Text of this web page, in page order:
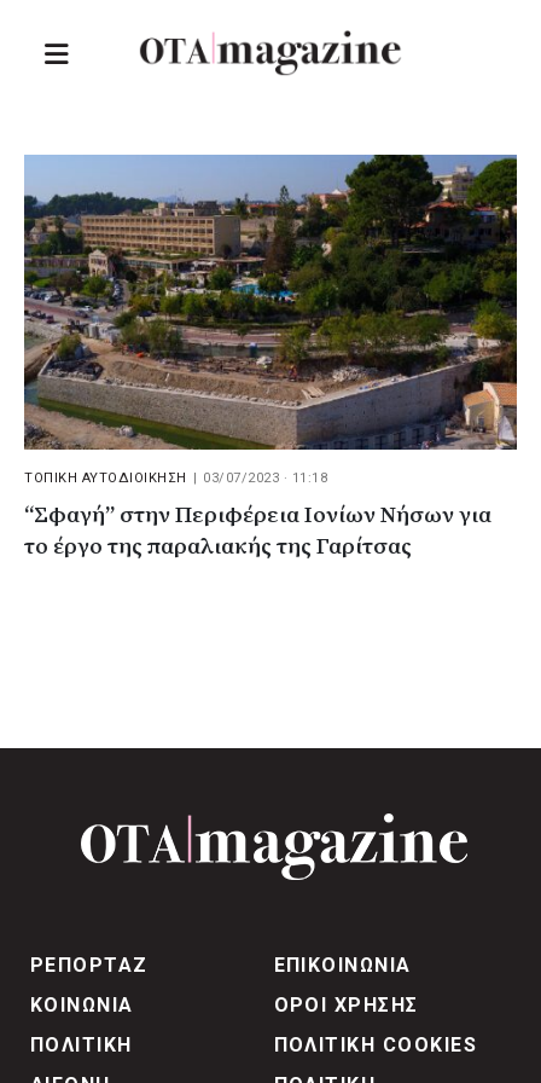
ΤΟΠΙΚΗ ΑΥΤΟΔΙΟΙΚΗΣΗ 03/07/2023 · 11:18
“Σφαγή” στην Περιφέρεια Ιονίων Νήσων για
το έργο της παραλιακής της Γαρίτσας
ΡΕΠΟΡΤΑΖ
ΚΟΙΝΩΝΙΑ
ΠΟΛΙΤΙΚΗ
ΕΠΙΚΟΙΝΩΝΙΑ
ΟΡΟΙ ΧΡΗΣΗΣ
ΠΟΛΙΤΙΚΗ COOKIES